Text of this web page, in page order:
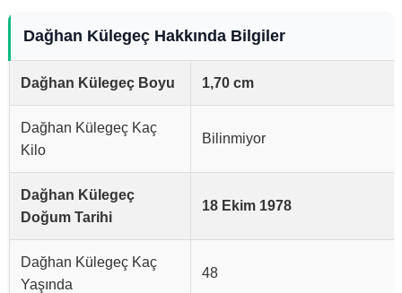
Dağhan Külegeç Hakkında Bilgiler
Dağhan Külegeç Boyu 1,70 cm
Dağhan Külegeç Kaç
Kilo
Bilinmiyor
Dağhan Külegeç
Doğum Tarihi
18 Ekim 1978
Dağhan Külegeç Kaç
Yaşında
48